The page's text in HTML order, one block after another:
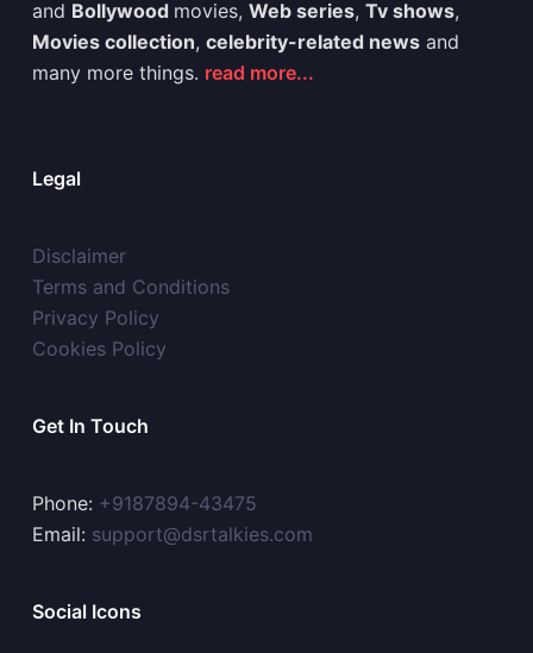
and Bollywood movies, Web series, Tv shows,
Movies collection, celebrity-related newsand
many more things. read more...
Legal
Disclaimer
Terms and Conditions
Privacy Policy
Cookies Policy
Get In Touch
Phone: +9187894-43475
Email: support@dsrtalkies.com
Social Icons